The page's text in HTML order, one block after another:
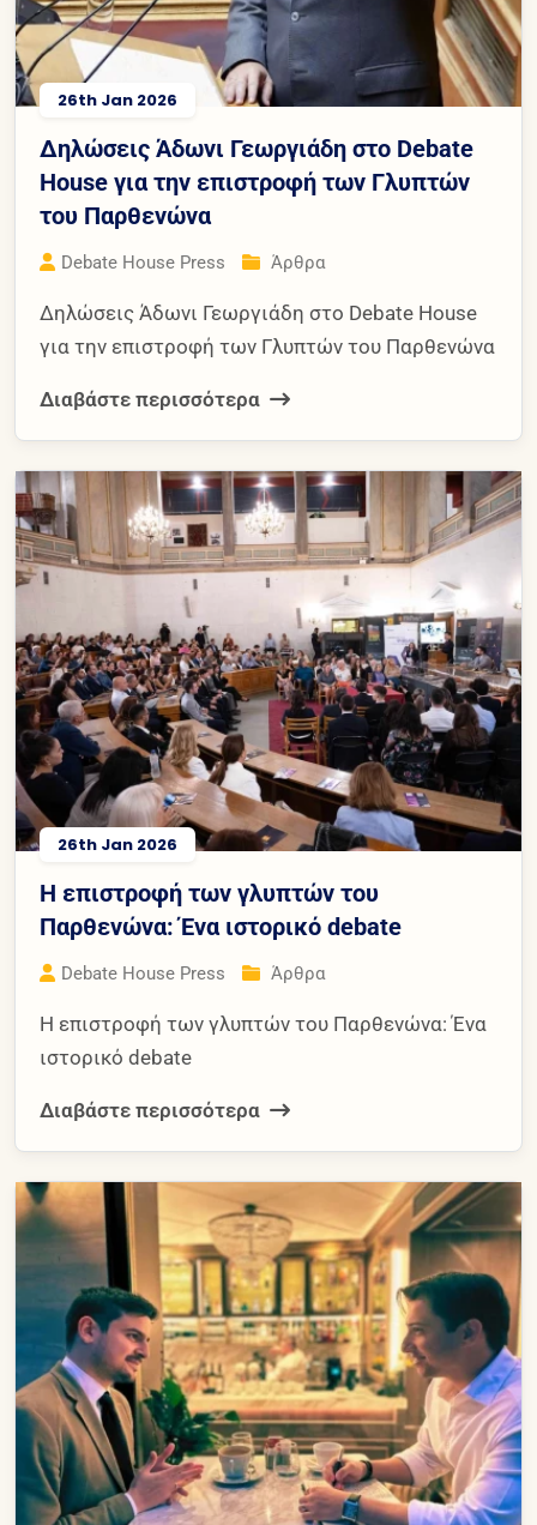
26th Jan 2026
Δηλώσεις Άδωνι Γεωργιάδη στο Debate
House για την επιστροφή των Γλυπτών
του Παρθενώνα
Debate House Press Άρθρα
Δηλώσεις Άδωνι Γεωργιάδη στο Debate House
για την επιστροφή των Γλυπτών του Παρθενώνα
Διαβάστε περισσότερα
26th Jan 2026
Η επιστροφή των γλυπτών του
Παρθενώνα: Ένα ιστορικό debate
Debate House Press Άρθρα
Η επιστροφή των γλυπτών του Παρθενώνα: Ένα
ιστορικό debate
Διαβάστε περισσότερα